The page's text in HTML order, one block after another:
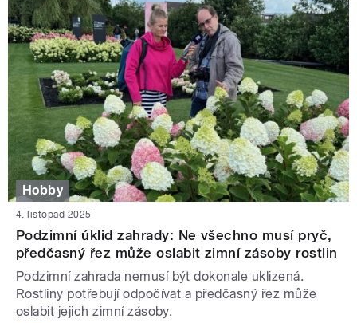
Hobby
4. listopad 2025
Podzimní úklid zahrady: Ne všechno musí pryč,
předčasný řez může oslabit zimní zásoby rostlin
Podzimní zahrada nemusí být dokonale uklizená.
Rostliny potřebují odpočívat a předčasný řez může
oslabit jejich zimní zásoby.